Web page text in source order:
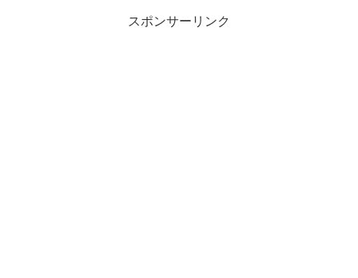
スポンサーリンク